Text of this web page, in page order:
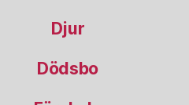
Djur
Dödsbo